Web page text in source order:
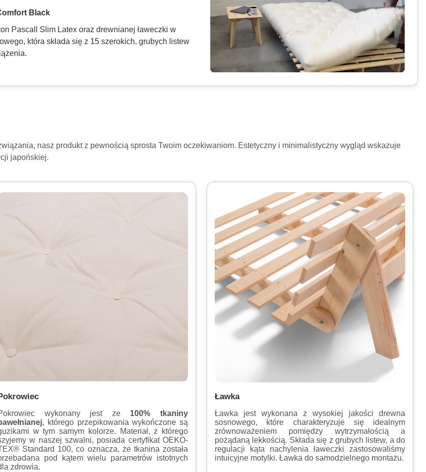
Black
Pascall Slim Latex oraz drewnianej ławeczki w
która składa się z 15 szerokich, grubych listew
nasz produkt z pewnością sprosta Twoim oczekiwaniom. Estetyczny i minimalistyczny wygląd wskazuje
japońskiej.
wykonany jest ze 100% tkaniny
, którego przepikowania wykończone są
w tym samym kolorze. Materiał, z którego
w naszej szwalni, posiada certyfikat OEKO-
Standard 100, co oznacza, że tkanina została
pod kątem wielu parametrów istotnych
zdrowia.
Ławka
Ławka jest wykonana z wysokiej jakości drewna
sosnowego, które charakteryzuje się idealnym
zrównoważeniem pomiędzy wytrzymałością a
pożądaną lekkością. Składa się z grubych listew, a do
regulacji kąta nachylenia ławeczki zastosowaliśmy
intuicyjne motylki. Ławka do samodzielnego montażu.